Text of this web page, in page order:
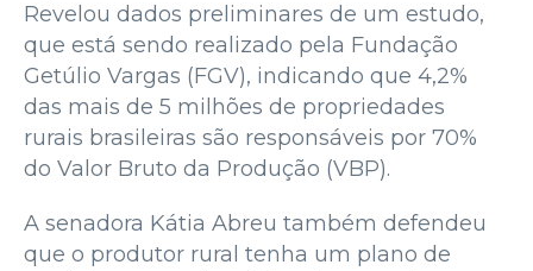
Revelou dados preliminares de um estudo,
que está sendo realizado pela Fundação
Getúlio Vargas (FGV), indicando que 4,2%
das mais de 5 milhões de propriedades
rurais brasileiras são responsáveis por 70%
do Valor Bruto da Produção (VBP).
A senadora Kátia Abreu também defendeu
que o produtor rural tenha um plano de